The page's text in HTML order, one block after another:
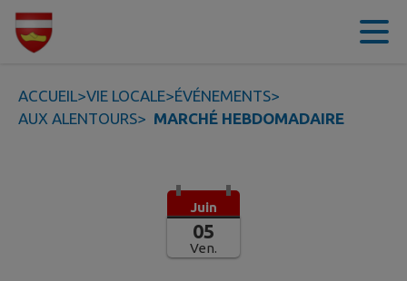
Contenu
ACCUEIL>VIE LOCALE>ÉVÉNEMENTS>
AUX ALENTOURS> MARCHÉ HEBDOMADAIRE
Juin
05
Ven.